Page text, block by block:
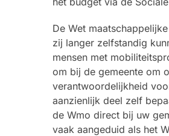
De Wet
zij langer zelfstandig
mensen met
om bij de gemeente om
verantwoordelijkheid
aanzienlijk deel zelf
de Wmo direct bij uw
vaak aangeduid als het